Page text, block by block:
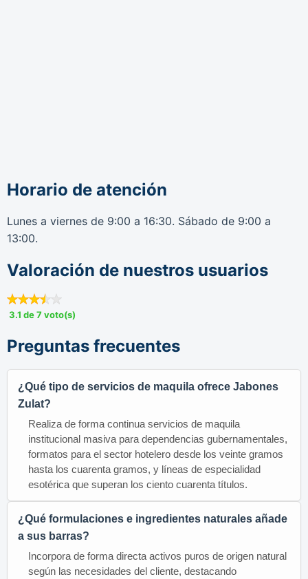
Horario de atención
Lunes a viernes de 9:00 a 16:30. Sábado de 9:00 a
13:00.
Valoración de nuestros usuarios
3.1 de 7 voto(s)
Preguntas frecuentes
¿Qué tipo de servicios de maquila ofrece Jabones
Zulat?
Realiza de forma continua servicios de maquila
institucional masiva para dependencias gubernamentales,
formatos para el sector hotelero desde los veinte gramos
hasta los cuarenta gramos, y líneas de especialidad
esotérica que superan los ciento cuarenta títulos.
¿Qué formulaciones e ingredientes naturales añade
a sus barras?
Incorpora de forma directa activos puros de origen natural
según las necesidades del cliente, destacando